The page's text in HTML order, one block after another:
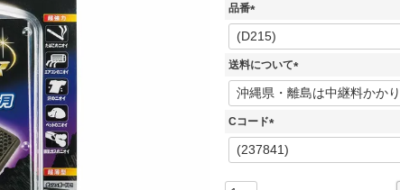
品番
(
必
須
送料について
(
必
Cコード
(
必